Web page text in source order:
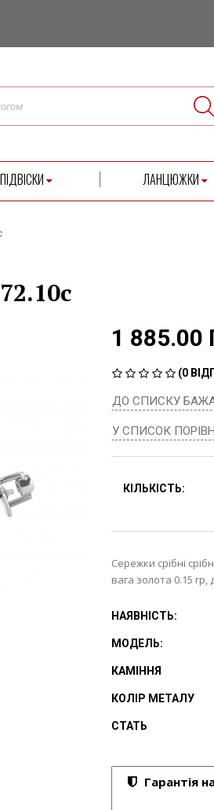
ПІДВІСКИ ЛАНЦЮЖКИ
1 885.00
(0
ДО СПИСКУ
У СПИСОК
КІЛЬКІСТЬ:
Сережки срібні
вага золота 0.15 гр,
НАЯВНІСТЬ:
МОДЕЛЬ:
КАМІННЯ
КОЛІР МЕТАЛУ
СТАТЬ
Гарантія